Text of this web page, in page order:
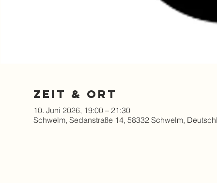
Zeit & Ort
10. Juni 2026, 19:00 – 21:30
Schwelm, Sedanstraße 14, 58332 Schwelm,